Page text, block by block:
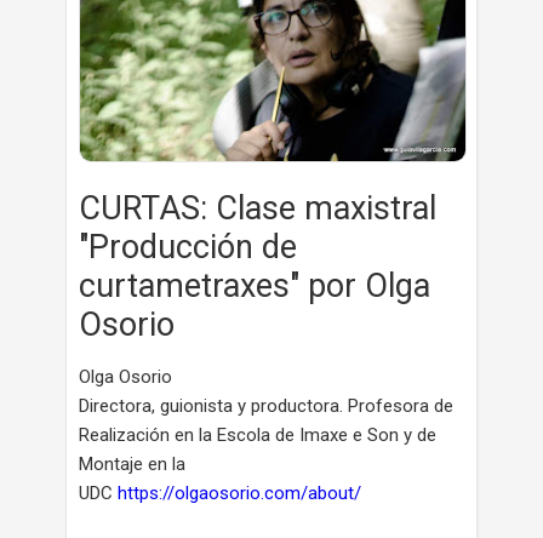
CURTAS: Clase maxistral
"Producción de
curtametraxes" por Olga
Osorio
Olga Osorio
Directora, guionista y productora. Profesora de
Realización en la Escola de Imaxe e Son y de
Montaje en la
UDC https://olgaosorio.com/about/